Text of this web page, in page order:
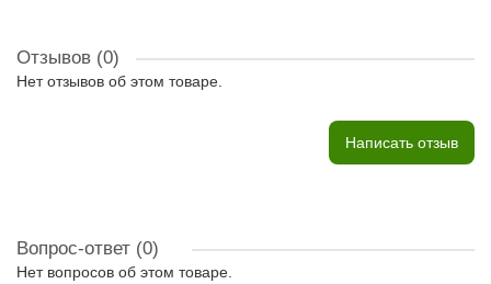
Отзывов (0)
Нет отзывов об этом товаре.
Написать отзыв
Вопрос-ответ (0)
Нет вопросов об этом товаре.